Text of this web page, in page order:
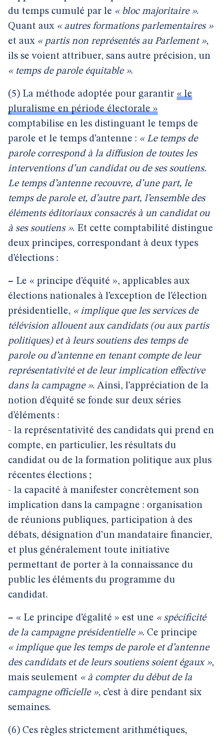
du temps cumulé par le « bloc majoritaire ».
Quant aux « autres formations parlementaires »
et aux « partis non représentés au Parlement »,
ils se voient attribuer, sans autre précision, un
« temps de parole équitable ».
(5) La méthode adoptée pour garantir « le
pluralisme en période électorale »
comptabilise en les distinguant le temps de
parole et le temps d’antenne : « Le temps de
parole correspond à la diffusion de toutes les
interventions d’un candidat ou de ses soutiens.
Le temps d’antenne recouvre, d’une part, le
temps de parole et, d’autre part, l’ensemble des
éléments éditoriaux consacrés à un candidat ou
à ses soutiens ». Et cette comptabilité distingue
deux principes, correspondant à deux types
d’élections :
– Le « principe d’équité », applicables aux
élections nationales à l’exception de l’élection
présidentielle, « implique que les services de
télévision allouent aux candidats (ou aux partis
politiques) et à leurs soutiens des temps de
parole ou d’antenne en tenant compte de leur
représentativité et de leur implication effective
dans la campagne ». Ainsi, l’appréciation de la
notion d’équité se fonde sur deux séries
d’éléments :
- la représentativité des candidats qui prend en
compte, en particulier, les résultats du
candidat ou de la formation politique aux plus
récentes élections ;
- la capacité à manifester concrètement son
implication dans la campagne : organisation
de réunions publiques, participation à des
débats, désignation d’un mandataire financier,
et plus généralement toute initiative
permettant de porter à la connaissance du
public les éléments du programme du
candidat.
– « Le principe d’égalité » est une « spécificité
de la campagne présidentielle ». Ce principe
« implique que les temps de parole et d’antenne
des candidats et de leurs soutiens soient égaux »,
mais seulement « à compter du début de la
campagne officielle », c’est à dire pendant six
semaines.
(6) Ces règles strictement arithmétiques,